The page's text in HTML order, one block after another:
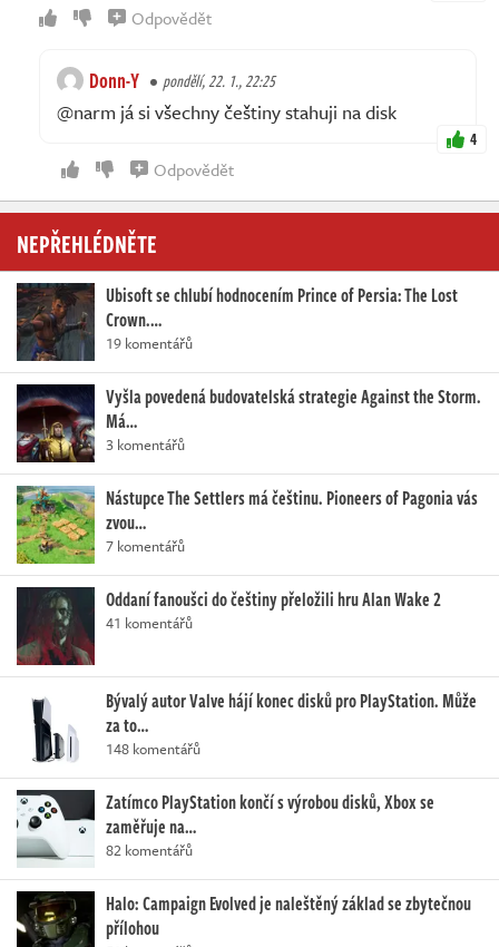
Odpovědět
Donn-Y pondělí, 22. 1., 22:25
@narm já si všechny češtiny stahuji na disk
4
Odpovědět
NEPŘEHLÉDNĚTE
Ubisoft se chlubí hodnocením Prince of Persia: The Lost
Crown.…
19 komentářů
Vyšla povedená budovatelská strategie Against the Storm.
Má…
3 komentářů
Nástupce The Settlers má češtinu. Pioneers of Pagonia vás
zvou…
7 komentářů
Oddaní fanoušci do češtiny přeložili hru Alan Wake 2
41 komentářů
Bývalý autor Valve hájí konec disků pro PlayStation. Může
za to…
148 komentářů
Zatímco PlayStation končí s výrobou disků, Xbox se
zaměřuje na…
82 komentářů
Halo: Campaign Evolved je naleštěný základ se zbytečnou
přílohou